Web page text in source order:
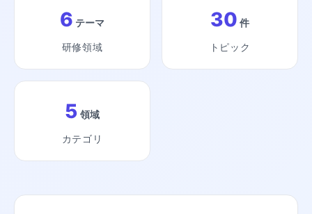
6 テーマ
研修領域
30 件
トピック
5 領域
カテゴリ